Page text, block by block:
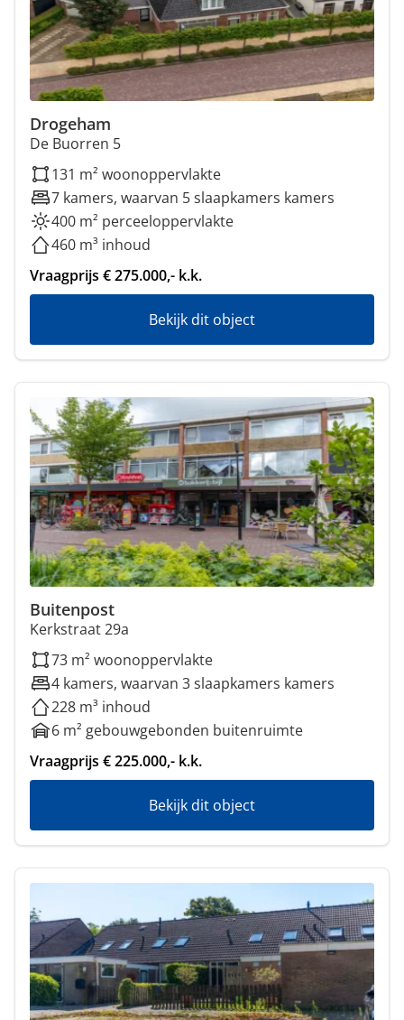
Drogeham
De Buorren 5
131 m² woonoppervlakte
7 kamers, waarvan 5 slaapkamers kamers
400 m² perceeloppervlakte
460 m³ inhoud
Vraagprijs € 275.000,- k.k.
Bekijk dit object
Buitenpost
Kerkstraat 29a
73 m² woonoppervlakte
4 kamers, waarvan 3 slaapkamers kamers
228 m³ inhoud
6 m² gebouwgebonden buitenruimte
Vraagprijs € 225.000,- k.k.
Bekijk dit object